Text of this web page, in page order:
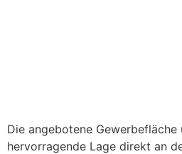
Die angebotene
hervorragende Lage direkt an